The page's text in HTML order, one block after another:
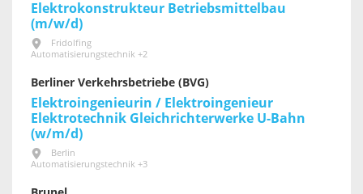
Elektrokonstrukteur Betriebsmittelbau
(m/w/d)
Fridolfing
Automatisierungstechnik +2
Berliner Verkehrsbetriebe (BVG)
Elektroingenieurin / Elektroingenieur
Elektrotechnik Gleichrichterwerke U-Bahn
(w/m/d)
Berlin
Automatisierungstechnik +3